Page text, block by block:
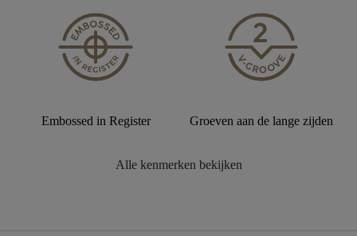
Embossed in Register Groeven aan de lange zijden
Alle kenmerken bekijken